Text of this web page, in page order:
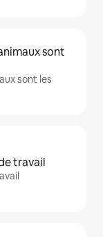
sont
sont les
travail